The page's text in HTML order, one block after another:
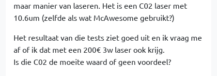
maar manier van laseren. Het is een C02 laser met
10.6um (zelfde als wat McAwesome gebruikt?)
Het resultaat van die tests ziet goed uit en ik vraag me
af of ik dat met een 200€ 3w laser ook krijg.
Is die C02 de moeite waard of geen voordeel?